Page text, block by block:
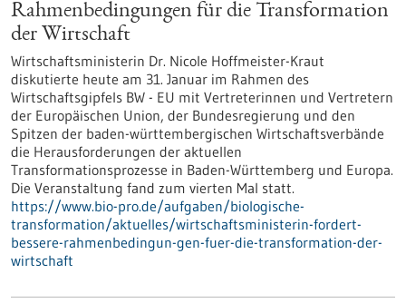
Rahmenbedingun­gen für die Transformation
der Wirtschaft
Wirtschaftsministerin Dr. Nicole Hoffmeister-Kraut
diskutierte heute am 31. Januar im Rahmen des
Wirtschaftsgipfels BW - EU mit Vertreterinnen und Vertretern
der Europäischen Union, der Bundesregierung und den
Spitzen der baden-württembergischen Wirtschaftsverbände
die Herausforderungen der aktuellen
Transformationsprozesse in Baden-Württemberg und Europa.
Die Veranstaltung fand zum vierten Mal statt.
https://www.bio-pro.de/aufgaben/biologische-
transformation/aktuelles/wirtschaftsministerin-fordert-
bessere-rahmenbedingun-gen-fuer-die-transformation-der-
wirtschaft